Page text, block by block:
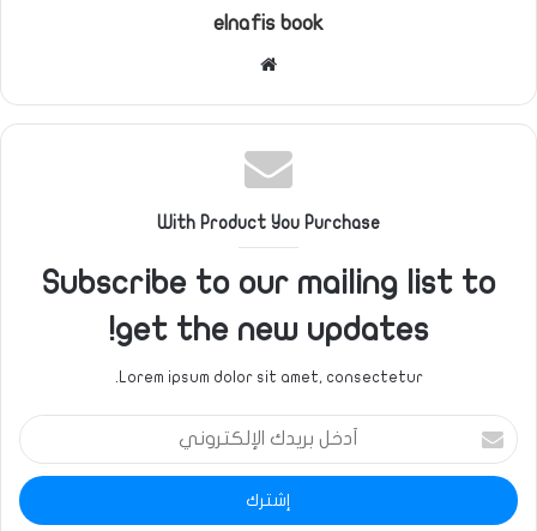
elnafis book
With Product You Purchase
Subscribe to our mailing list to
get the new updates!
Lorem ipsum dolor sit amet, consectetur.
أدخل
بريدك
الإلكتروني